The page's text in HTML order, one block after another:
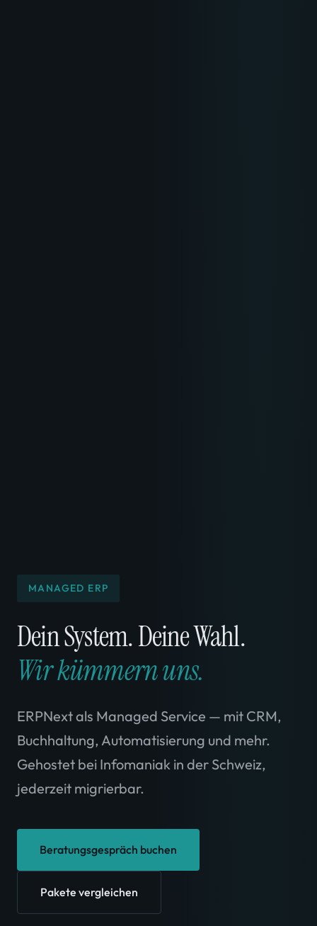
MANAGED ERP
Dein System. Deine Wahl.
Wir kümmern uns.
ERPNext als Managed Service — mit CRM,
Buchhaltung, Automatisierung und mehr.
Gehostet bei Infomaniak in der Schweiz,
jederzeit migrierbar.
Beratungsgespräch buchen
Pakete vergleichen